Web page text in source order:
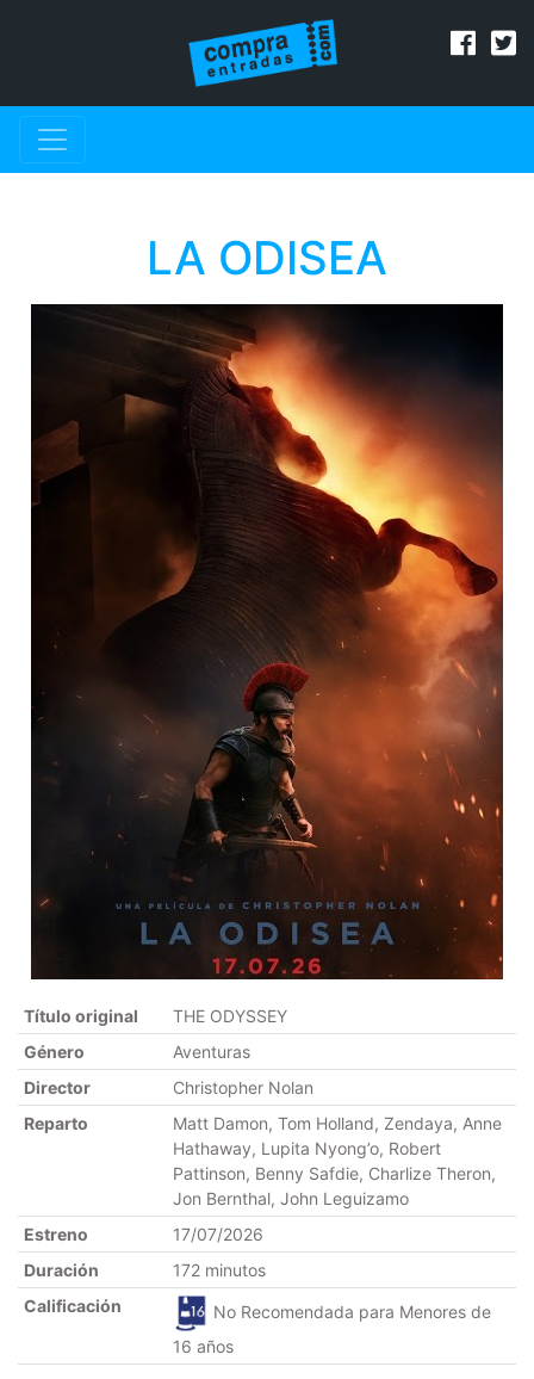
LA ODISEA
Título original
THE ODYSSEY
Género
Aventuras
Director
Christopher Nolan
Reparto
Matt Damon, Tom Holland, Zendaya, Anne
Hathaway, Lupita Nyong’o, Robert
Pattinson, Benny Safdie, Charlize Theron,
Jon Bernthal, John Leguizamo
Estreno
17/07/2026
Duración
172 minutos
Calificación
No Recomendada para Menores de
16 años